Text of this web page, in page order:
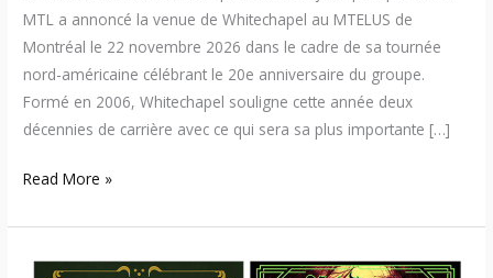
MTL a annoncé la venue de Whitechapel au MTELUS de
Montréal le 22 novembre 2026 dans le cadre de sa tournée
nord-américaine célébrant le 20e anniversaire du groupe.
Formé en 2006, Whitechapel souligne cette année deux
décennies de carrière avec ce qui sera sa plus importante […]
Read More »
Sorties